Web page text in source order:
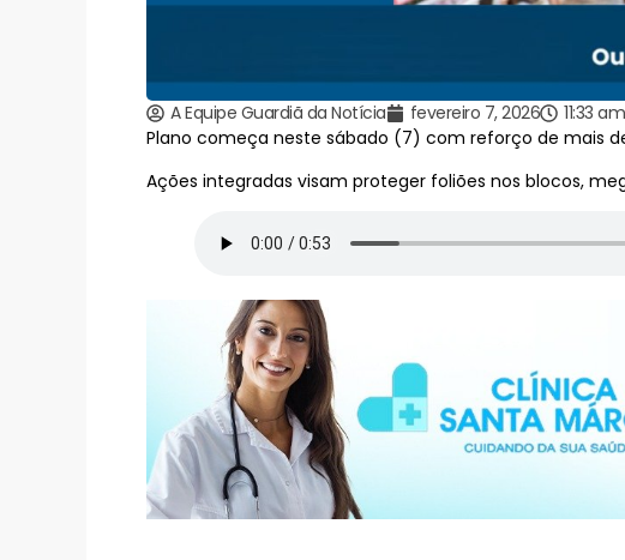
A Equipe Guardiã da Notícia fevereiro 7, 2026
11:33 am
Plano começa neste sábado (7) com reforço de mais
Ações integradas visam proteger foliões nos blocos,